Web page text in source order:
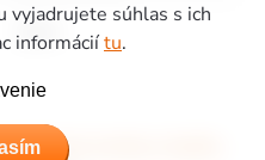
vyjadrujete súhlas s ich
informáciítu.
1,5 m
ihriská, domčeky a hojdačky